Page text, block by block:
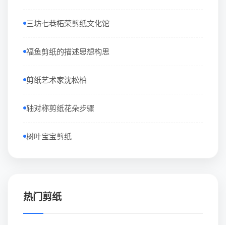
三坊七巷柘荣剪纸文化馆
福鱼剪纸的描述思想构思
剪纸艺术家沈松柏
轴对称剪纸花朵步骤
树叶宝宝剪纸
热门剪纸